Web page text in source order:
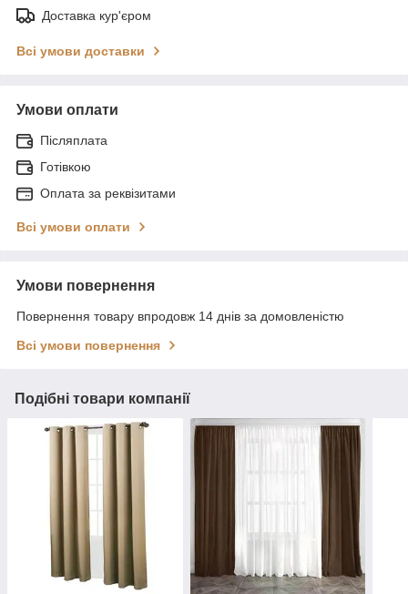
Доставка кур'єром
Всі умови доставки
Умови оплати
Післяплата
Готівкою
Оплата за реквізитами
Всі умови оплати
Умови повернення
Повернення товару впродовж 14 днів за домовленістю
Всі умови повернення
Подібні товари компанії